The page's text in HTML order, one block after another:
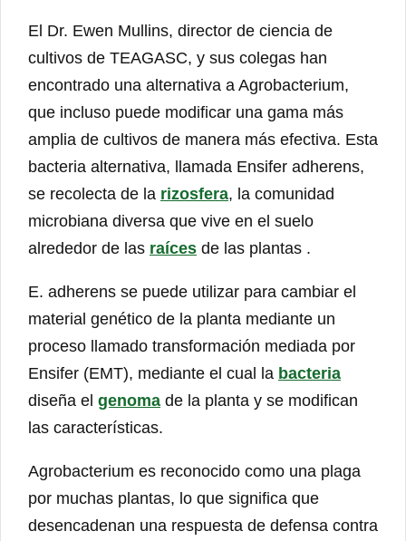
El Dr. Ewen Mullins, director de ciencia de
cultivos de TEAGASC, y sus colegas han
encontrado una alternativa a Agrobacterium,
que incluso puede modificar una gama más
amplia de cultivos de manera más efectiva. Esta
bacteria alternativa, llamada Ensifer adherens,
se recolecta de la rizosfera, la comunidad
microbiana diversa que vive en el suelo
alrededor de las raíces de las plantas .
E. adherens se puede utilizar para cambiar el
material genético de la planta mediante un
proceso llamado transformación mediada por
Ensifer (EMT), mediante el cual la bacteria
diseña el genoma de la planta y se modifican
las características.
Agrobacterium es reconocido como una plaga
por muchas plantas, lo que significa que
desencadenan una respuesta de defensa contra